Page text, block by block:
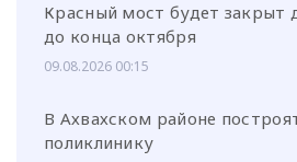
Красный мост будет закрыт
до конца октября
09.08.2026 00:15
В Ахвахском районе
поликлинику